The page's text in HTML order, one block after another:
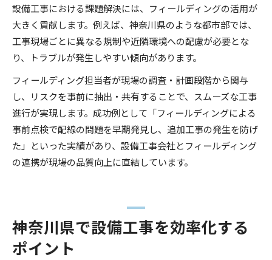
設備工事における課題解決には、フィールディングの活用が
大きく貢献します。例えば、神奈川県のような都市部では、
工事現場ごとに異なる規制や近隣環境への配慮が必要とな
り、トラブルが発生しやすい傾向があります。
フィールディング担当者が現場の調査・計画段階から関与
し、リスクを事前に抽出・共有することで、スムーズな工事
進行が実現します。成功例として「フィールディングによる
事前点検で配線の問題を早期発見し、追加工事の発生を防げ
た」といった実績があり、設備工事会社とフィールディング
の連携が現場の品質向上に直結しています。
神奈川県で設備工事を効率化する
ポイント